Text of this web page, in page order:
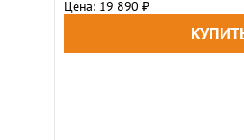
Цена: 19 890 ₽